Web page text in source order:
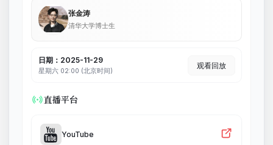
张金涛
清华大学博士生
日期：2025-11-29
星期六 02:00 (北京时间)
观看回放
直播平台
YouTube